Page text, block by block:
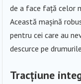
de a face față celor
Această mașină
pentru cei care au
descurce pe
Tracțiune